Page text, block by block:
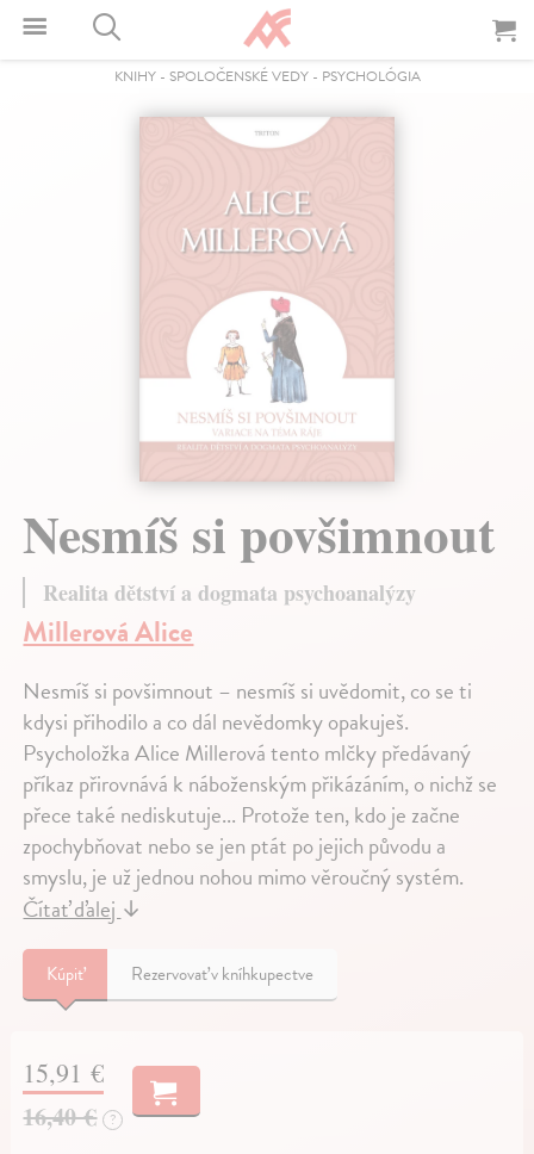
KNIHY- SPOLOČENSKÉ VEDY- PSYCHOLÓGIA
Nesmíš si povšimnout
Realita dětství a dogmata psychoanalýzy
Millerová Alice
Nesmíš si povšimnout – nesmíš si uvědomit, co se ti
kdysi přihodilo a co dál nevědomky opakuješ.
Psycholožka Alice Millerová tento mlčky předávaný
příkaz přirovnává k náboženským přikázáním, o nichž se
přece také nediskutuje... Protože ten, kdo je začne
zpochybňovat nebo se jen ptát po jejich původu a
smyslu, je už jednou nohou mimo věroučný systém.
Čítať ďalej↓
Kúpiť Rezervovať v kníhkupectve
15,91 €
16,40 €
?